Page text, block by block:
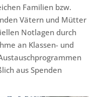
Familien bzw.
Vätern und Mütter
Notlagen durch
an Klassen- und
aus Spenden